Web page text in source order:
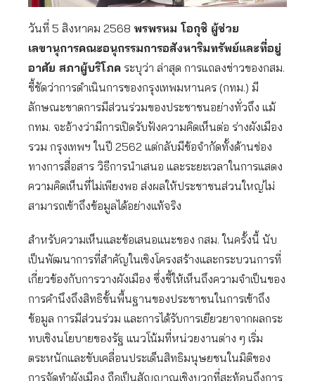
วันที่ 5 สิงหาคม 2568 พรพรหม โอกุชิ ผู้ช่วย
เลขานุการคณะอนุกรรมการอสังหาริมทรัพย์และที่อยู่
อาศัย สภาผู้บริโภค ระบุว่า ล่าสุด การแถลงข่าวของกสม.
ชี้ชัดว่าการดำเนินการของกรุงเทพมหานคร (กทม.) มี
ลักษณะขาดการมีส่วนร่วมของประชาชนอย่างทั่วถึง แม้
กทม. จะอ้างว่ามีการเปิดรับฟังความคิดเห็นต่อ ร่างผังเมือง
รวม กรุงเทพฯ ในปี 2562 แต่กลับมีข้อจำกัดทั้งด้านช่อง
ทางการสื่อสาร วิธีการนำเสนอ และระยะเวลาในการแสดง
ความคิดเห็นที่ไม่เพียงพอ ส่งผลให้ประชาชนส่วนใหญ่ไม่
สามารถเข้าถึงข้อมูลได้อย่างแท้จริง
สำหรับความเห็นและข้อเสนอแนะของ กสม. ในครั้งนี้ นับ
เป็นพัฒนาการที่สำคัญในเชิงโครงสร้างและกระบวนการที่
เกี่ยวข้องกับการวางผังเมือง ซึ่งชี้ให้เห็นถึงความจำเป็นของ
การคำนึงถึงสิทธิขั้นพื้นฐานของประชาชนในการเข้าถึง
ข้อมูล การมีส่วนร่วม และการได้รับการเยียวยาจากผลกระ
ทบเชิงนโยบายของรัฐ แนวโน้มที่หน่วยงานต่าง ๆ เริ่ม
ตระหนักและขับเคลื่อนประเด็นสิทธิมนุษยชนในมิติของ
การจัดทำผังเมือง ถือเป็นสัญญาณเชิงบวกที่สะท้อนถึงการ